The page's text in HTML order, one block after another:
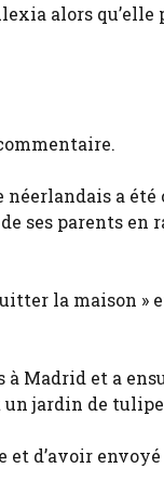
alors qu’elle
néerlandais a
ses parents en
la maison »
Madrid et a
jardin de
et d’avoir